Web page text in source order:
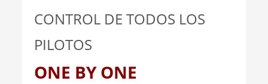
CONTROL DE TODOS LOS
PILOTOS
ONE BY ONE